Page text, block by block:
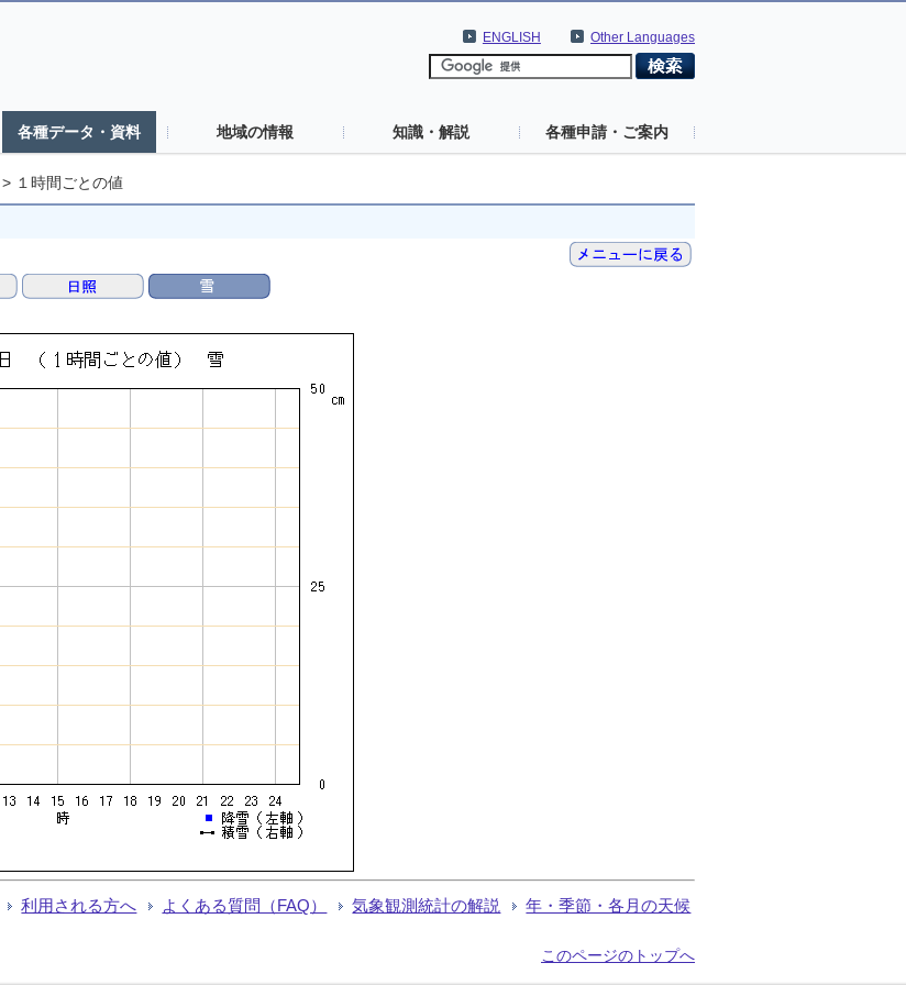
Other Languages
ENGLISH
各種データ・資料 地域の情報 知識・解説 各種申請・ご案内
> １時間ごとの値
利用される方へ よくある質問（FAQ） 気象観測統計の解説 年・季節・各月の天候
このページのトップへ